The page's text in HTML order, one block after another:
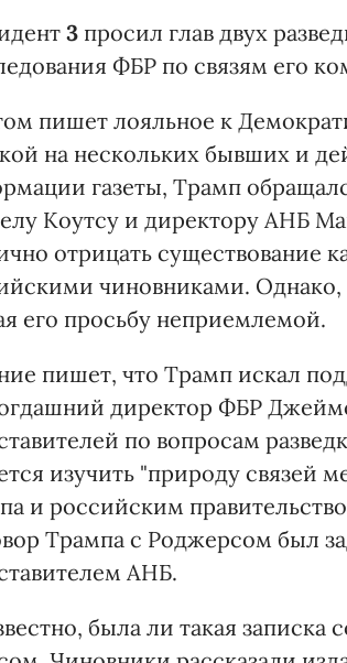
3 просил глав двух
ФБР по связям его
пишет лояльное к
на нескольких бывших и
газеты, Трамп
Коутсу и директору АНБ
отрицать существование
чиновниками.
его просьбу неприемлемой.
пишет, что Трамп искал
директор ФБР
по вопросам
изучить "природу связей
и российским
Трампа с Роджерсом был
АНБ.
была ли такая записка